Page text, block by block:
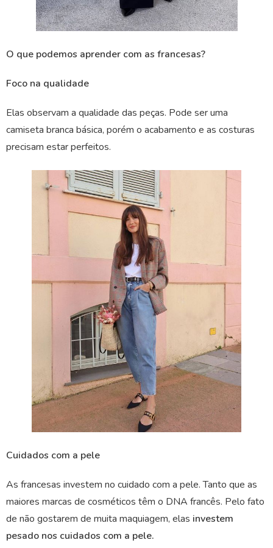
O que podemos aprender com as francesas?
Foco na qualidade
Elas observam a qualidade das peças. Pode ser uma
camiseta branca básica, porém o acabamento e as costuras
precisam estar perfeitos.
Cuidados com a pele
As francesas investem no cuidado com a pele. Tanto que as
maiores marcas de cosméticos têm o DNA francês. Pelo fato
de não gostarem de muita maquiagem, elas investem
pesado nos cuidados com a pele.